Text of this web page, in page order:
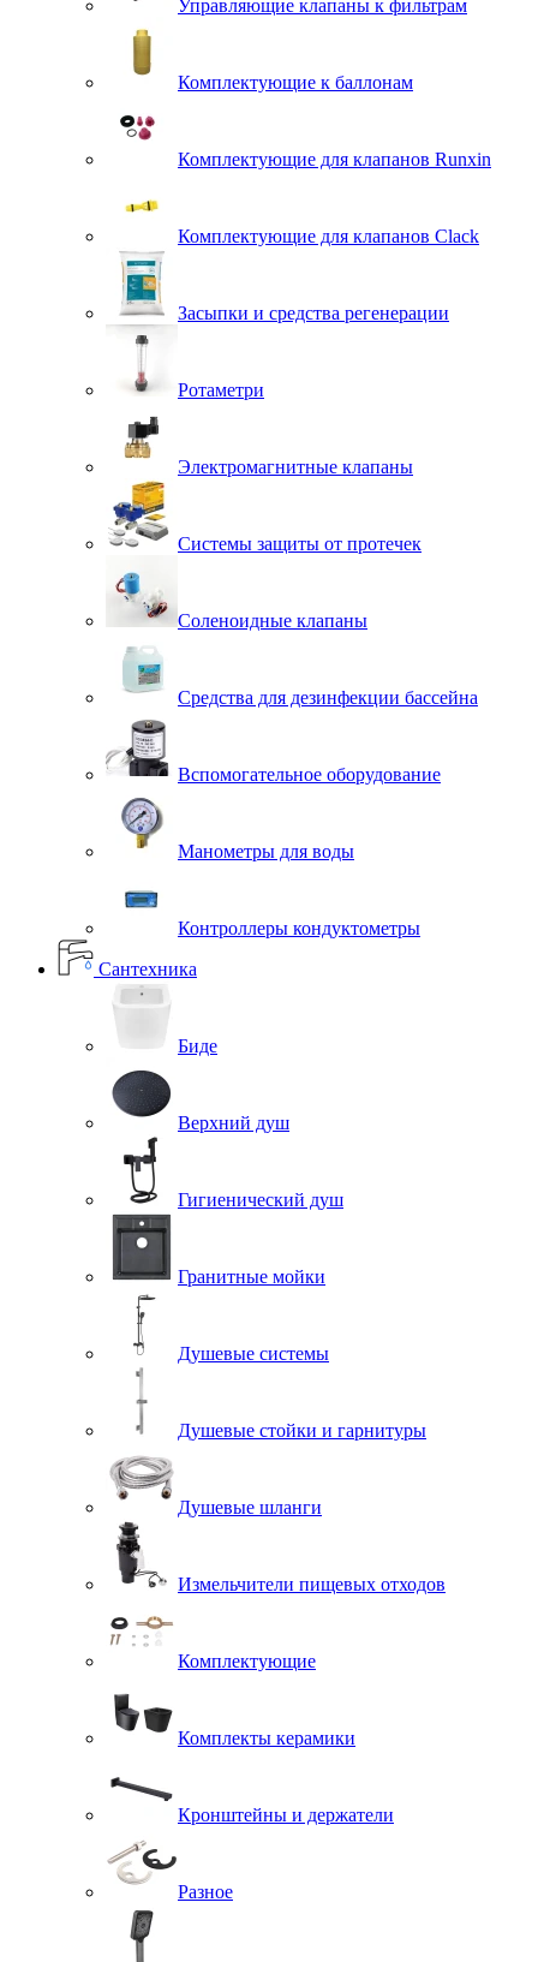
Управляющие клапаны к фильтрам
Комплектующие к баллонам
Комплектующие для клапанов Runxin
Комплектующие для клапанов Clack
Засыпки и средства регенерации
Ротаметри
Электромагнитные клапаны
Системы защиты от протечек
Соленоидные клапаны
Средства для дезинфекции бассейна
Вспомогательное оборудование
Манометры для воды
Контроллеры кондуктометры
Сантехника
Биде
Верхний душ
Гигиенический душ
Гранитные мойки
Душевые системы
Душевые стойки и гарнитуры
Душевые шланги
Измельчители пищевых отходов
Комплектующие
Комплекты керамики
Кронштейны и держатели
Разное